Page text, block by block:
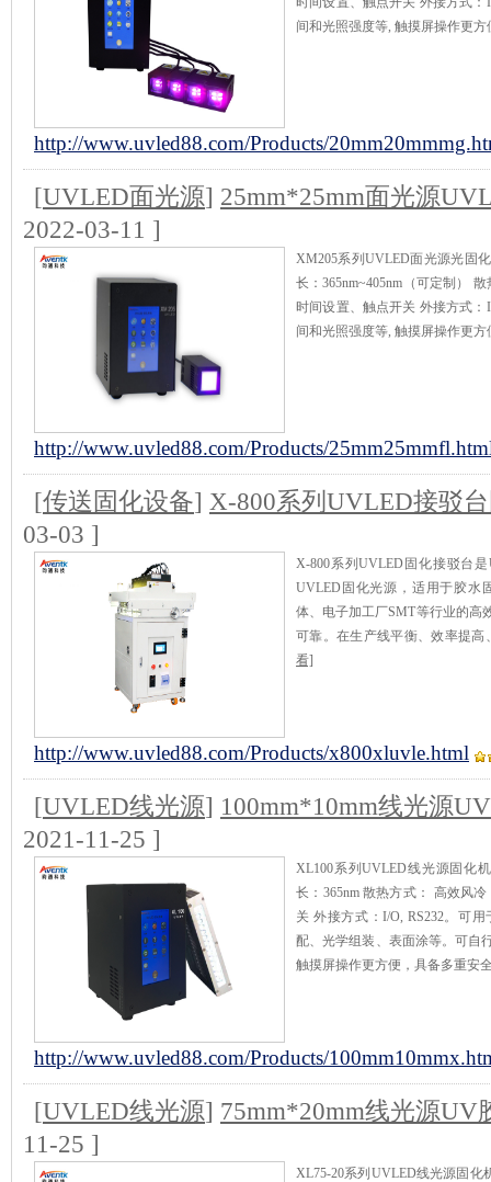
间和光照强度等, 触摸屏操作更
http://www.uvled88.com/Products/
[UVLED面光源] 25mm*25mm面光源
2022-03-11 ]
XM205系列UVLED面光源光固
长：365nm~405nm（可定制）
时间设置、触点开关 外接方式
间和光照强度等, 触摸屏操作更
http://www.uvled88.com/Products/
[传送固化设备] X-800系列UVLED接驳
03-03 ]
X-800系列UVLED固化接驳台
UVLED固化光源，适用于胶水
体、电子加工厂SMT等行业的高
可靠。在生产线平衡、效率提
看]
http://www.uvled88.com/Products/x800xluvle.html
[UVLED线光源] 100mm*10mm线光源
2021-11-25 ]
XL100系列UVLED线光源固化
长：365nm 散热方式： 高效风
关 外接方式：I/O, RS232。可
配、光学组装、表面涂等。可自
触摸屏操作更方便，具备多重安
http://www.uvled88.com/Products/
[UVLED线光源] 75mm*20mm线光源UV
11-25 ]
XL75-20系列UVLED线光源固